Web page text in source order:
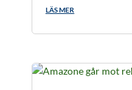
LÄS MER